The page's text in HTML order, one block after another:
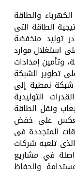
والطاقة
الطاقة التى
توليد منخفضة
استغلال موارد
وتأمين إمدادات
تطوير الشبكة
شبكة نمطية إلى
التوليدية
ونقل الطاقة
على خفض
المتجددة فى
تلعبه شركات
في مشاريع
والحفاظ